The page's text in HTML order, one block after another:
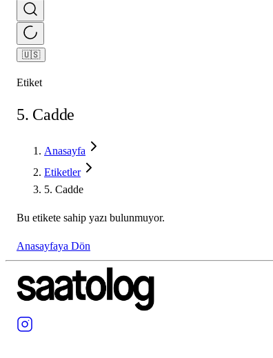
🇺🇸
Etiket
5. Cadde
Anasayfa
Etiketler
5. Cadde
Bu etikete sahip yazı bulunmuyor.
Anasayfaya Dön